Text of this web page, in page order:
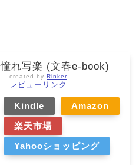
憧れ写楽 (文春e-book)
created by Rinker
レビューリンク
Kindle
Amazon
楽天市場
Yahooショッピング